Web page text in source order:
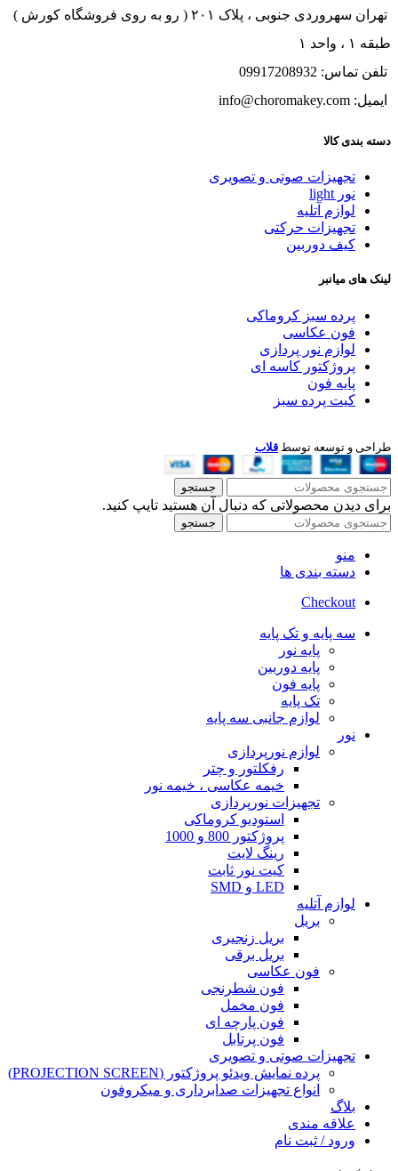
تهران سهروردی جنوبی ، پلاک ۲۰۱ ( رو به روی فروشگاه کورش )
طبقه ۱ ، واحد ۱
تلفن تماس: 09917208932
ایمیل: info@choromakey.com
دسته بندی کالا
تجهیزات صوتی و تصویری
نور light
لوازم آتلیه
تجهیزات حرکتی
کیف دوربین
لینک های میانبر
پرده سبز کروماکی
فون عکاسی
لوازم نور پردازی
پروژکتور کاسه ای
پایه فون
کیت پرده سبز
طراحی و توسعه توسط قلاب
جستجو
برای دیدن محصولاتی که دنبال آن هستید تایپ کنید.
جستجو
منو
دسته بندی ها
Checkout
سه پایه و تک پایه
پایه نور
پایه دوربین
پایه فون
تک پایه
لوازم جانبی سه پایه
نور
لوازم نورپردازی
رفکلتور و چتر
خیمه عکاسی ، خیمه نور
تجهیزات نورپردازی
استودیو کروماکی
پروژکتور 800 و 1000
رینگ لایت
کیت نور ثابت
LED و SMD
لوازم آتلیه
بریل
بریل زنجیری
بریل برقی
فون عکاسی
فون شطرنجی
فون مخمل
فون پارچه ای
فون پرتابل
تجهیزات صوتی و تصویری
پرده نمایش ویدئو پروژکتور (PROJECTION SCREEN)
انواع تجهیزات صدابرداری و میکروفون
بلاگ
علاقه مندی
ورود / ثبت نام